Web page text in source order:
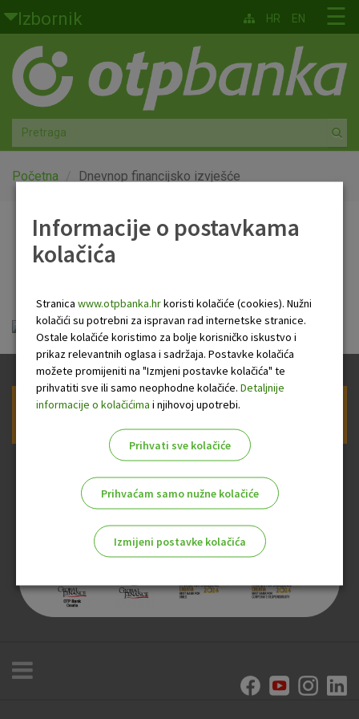
Skoči na glavni sadržaj
Izbornik
Građani
Privatno bankarstvo
Agro
Mala poduzeća i obrtnici
Globalna tržišta
O nama
☰
HR EN
Početna Dnevnop financijsko izvješće
Dnevnop financijsko
Dnevno financijsko izvješće.pdf
Prijava na newsletter OTP banke
Informacije o postavkama
kolačića
Stranica www.otpbanka.hrkoristi kolačiće (cookies). Nužni
kolačići su potrebni za ispravan rad internetske stranice.
Ostale kolačiće koristimo za bolje korisničko iskustvo i
prikaz relevantnih oglasa i sadržaja. Postavke kolačića
možete promijeniti na "Izmjeni postavke kolačića" te
prihvatiti sve ili samo neophodne kolačiće. Detaljnije
informacije o kolačićima i njihovoj upotrebi.
Prihvati sve kolačiće
Prihvaćam samo nužne kolačiće
Izmijeni postavke kolačića